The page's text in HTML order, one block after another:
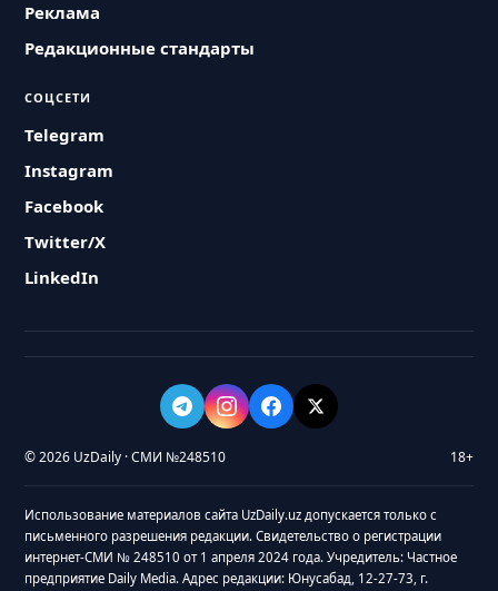
Реклама
Редакционные стандарты
СОЦСЕТИ
Telegram
Instagram
Facebook
Twitter/X
LinkedIn
© 2026 UzDaily · СМИ №248510 18+
Использование материалов сайта UzDaily.uz допускается только с
письменного разрешения редакции. Свидетельство о регистрации
интернет-СМИ № 248510 от 1 апреля 2024 года. Учредитель: Частное
предприятие Daily Media. Адрес редакции: Юнусабад, 12-27-73, г.